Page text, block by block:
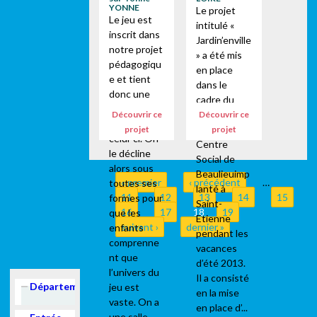
4 structures
ont
participé à
un séjour
coopératif
à...
pendant les
vacances
scolaires...
YONNE
Le jeu est
inscrit dans
notre projet
pédagogiqu
e et tient
donc une
place dans
celui-ci. On
le décline
alors sous
toutes ses
formes pour
que les
enfants
comprenne
nt que
l’univers du
jeu est
vaste. On a
Découvrir ce
projet
Le projet
intitulé «
Jardin’enville
» a été mis
en place
dans le
cadre du
centre de
loisirs du
Centre
Social de
Beaulieuimp
lanté à
Saint-
Etienne
pendant les
vacances
d’été 2013.
Il a consisté
en la mise
en place d’...
Découvrir ce
projet
Pages« premier ‹ précédent
…
11
12 13 14
15
16
17 18
19
suivant ›
dernier »
Show
Département